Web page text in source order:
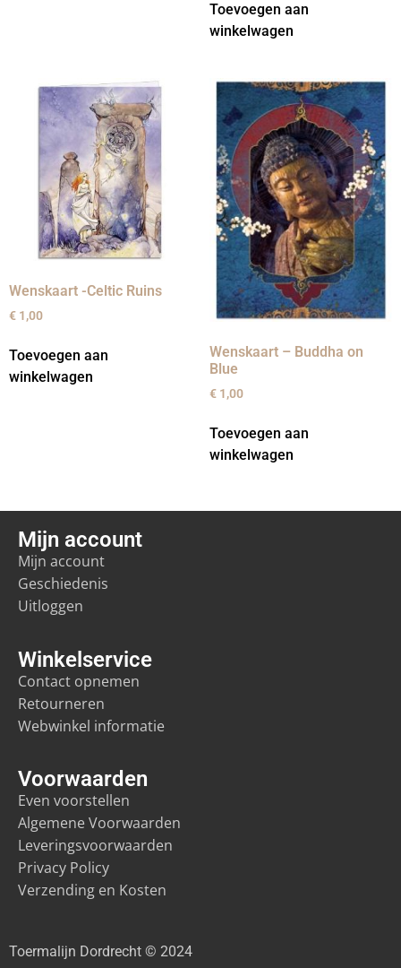
Toevoegen aan
winkelwagen
Wenskaart -Celtic Ruins
€ 1,00
Toevoegen aan
winkelwagen
Wenskaart – Buddha on
Blue
€ 1,00
Toevoegen aan
winkelwagen
Voorwaarden
Even voorstellen
Algemene Voorwaarden
Leveringsvoorwaarden
Privacy Policy
Verzending en Kosten
Winkelservice
Contact opnemen
Retourneren
Webwinkel informatie
Mijn account
Mijn account
Geschiedenis
Uitloggen
Toermalijn Dordrecht © 2024